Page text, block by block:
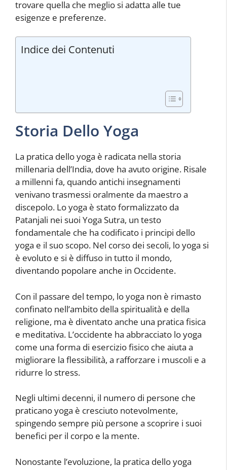
trovare quella che meglio si adatta alle tue
esigenze e preferenze.
Indice dei Contenuti
Storia Dello Yoga
La pratica dello yoga è radicata nella storia
millenaria dell’India, dove ha avuto origine. Risale
a millenni fa, quando antichi insegnamenti
venivano trasmessi oralmente da maestro a
discepolo. Lo yoga è stato formalizzato da
Patanjali nei suoi Yoga Sutra, un testo
fondamentale che ha codificato i principi dello
yoga e il suo scopo. Nel corso dei secoli, lo yoga si
è evoluto e si è diffuso in tutto il mondo,
diventando popolare anche in Occidente.
Con il passare del tempo, lo yoga non è rimasto
confinato nell’ambito della spiritualità e della
religione, ma è diventato anche una pratica fisica
e meditativa. L’occidente ha abbracciato lo yoga
come una forma di esercizio fisico che aiuta a
migliorare la flessibilità, a rafforzare i muscoli e a
ridurre lo stress.
Negli ultimi decenni, il numero di persone che
praticano yoga è cresciuto notevolmente,
spingendo sempre più persone a scoprire i suoi
benefici per il corpo e la mente.
Nonostante l’evoluzione, la pratica dello yoga